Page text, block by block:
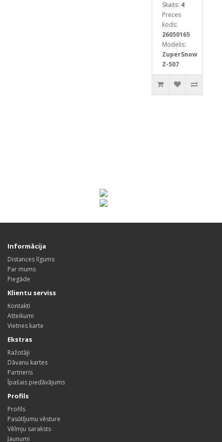
Skaits: 4
Preces
kods:
26050165
Modelis:
ZuperSnow
Z-507
Informācija
Distances līgums
Par mums
Piegāde
Klientu serviss
Kontakti
Atteikumi
Vietnes karte
Ekstras
Ražotāji
Dāvanu kartes
Partneris
Īpašais piedāvājums
Profils
Profils
Pasūtījumu vēsture
Vēlmju saraksts
Jaunumi